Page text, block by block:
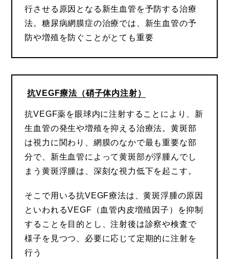
行させる原因となる新生血管を予防する治療
法。糖尿病網膜症の治療では、新生血管の予
防や増殖を防ぐことがとても重要
抗VEGF療法（硝子体内注射）
抗VEGF薬を眼球内に注射することにより、新
生血管の発生や増殖を抑える治療法。黄斑部
は視力に関わり、網膜のなかで最も重要な部
分で、新生血管によって黄斑部が浮腫んでし
まう黄斑浮腫は、深刻な視力低下を起こす。
そこで用いる抗VEGF療法は、黄斑浮腫の原因
といわれるVEGF（血管内皮増殖因子）を抑制
することを目的とし、注射後は診察や検査で
様子を見つつ、必要に応じて定期的に注射を
行う